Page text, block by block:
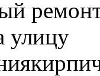
улицу